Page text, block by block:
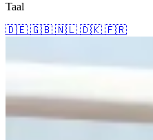
Taal
🇩🇪 🇬🇧 🇳🇱 🇩🇰 🇫🇷